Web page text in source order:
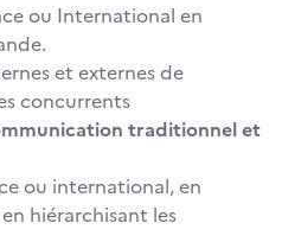
ou International en
et externes de
concurrents
traditionnel et
ou international, en
hiérarchisant les